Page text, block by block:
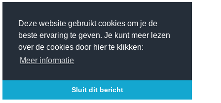
Deze website gebruikt cookies om je de
beste ervaring te geven. Je kunt meer lezen
over de cookies door hier te klikken:
Meer informatie
Sluit dit bericht